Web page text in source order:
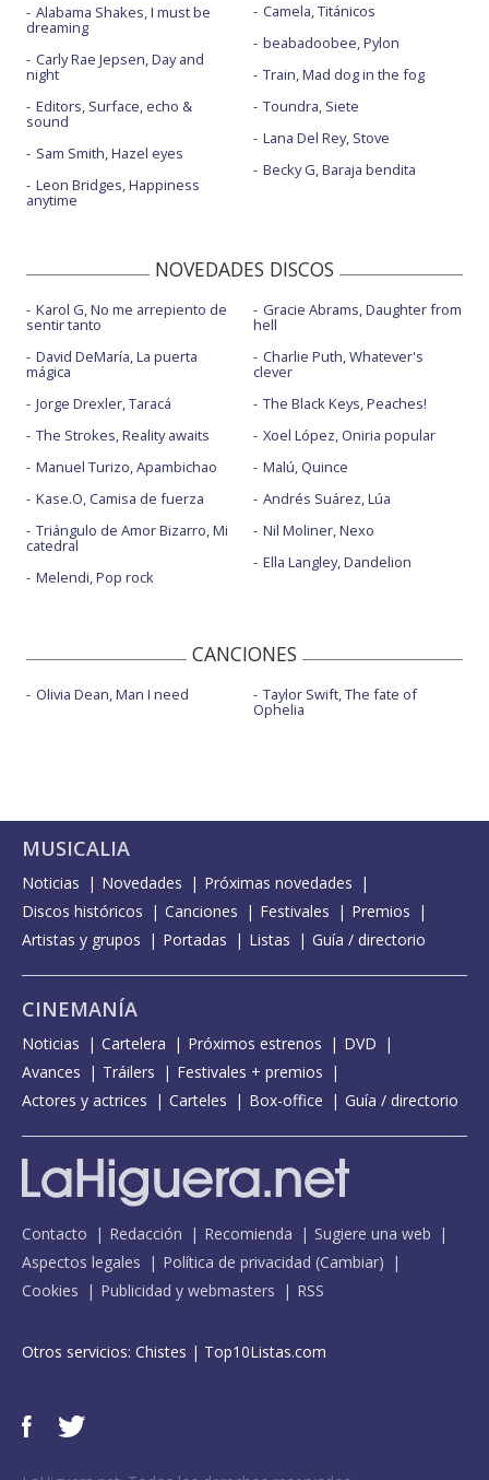
Alabama Shakes, I must be
dreaming
Carly Rae Jepsen, Day and
night
Editors, Surface, echo &
sound
Sam Smith, Hazel eyes
Leon Bridges, Happiness
anytime
Camela, Titánicos
beabadoobee, Pylon
Train, Mad dog in the fog
Toundra, Siete
Lana Del Rey, Stove
Becky G, Baraja bendita
NOVEDADES DISCOS
Karol G, No me arrepiento de
sentir tanto
David DeMaría, La puerta
mágica
Jorge Drexler, Taracá
The Strokes, Reality awaits
Manuel Turizo, Apambichao
Kase.O, Camisa de fuerza
Triángulo de Amor Bizarro, Mi
catedral
Melendi, Pop rock
Gracie Abrams, Daughter from
hell
Charlie Puth, Whatever's
clever
The Black Keys, Peaches!
Xoel López, Oniria popular
Malú, Quince
Andrés Suárez, Lúa
Nil Moliner, Nexo
Ella Langley, Dandelion
CANCIONES
Olivia Dean, Man I need Taylor Swift, The fate of
Ophelia
MUSICALIA
Noticias Novedades
Próximas novedades
Discos históricos
Canciones Festivales
Premios
Artistas y grupos
Portadas Listas Guía / directorio
CINEMANÍA
Noticias Cartelera Próximos estrenos
DVD
Avances
Tráilers
Festivales + premios
Actores y actrices
Carteles Box-office Guía / directorio
Contacto Redacción Recomienda
Sugiere una web
Aspectos legales
Política de privacidad (Cambiar)
Cookies
Publicidad y webmasters RSS
Otros servicios: Chistes | Top10Listas.com